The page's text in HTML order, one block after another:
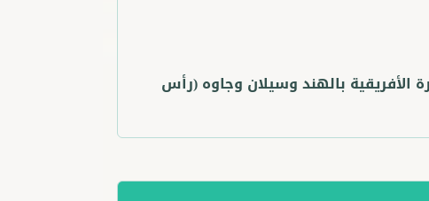
بالهند وسيلان وجاوه (رأس